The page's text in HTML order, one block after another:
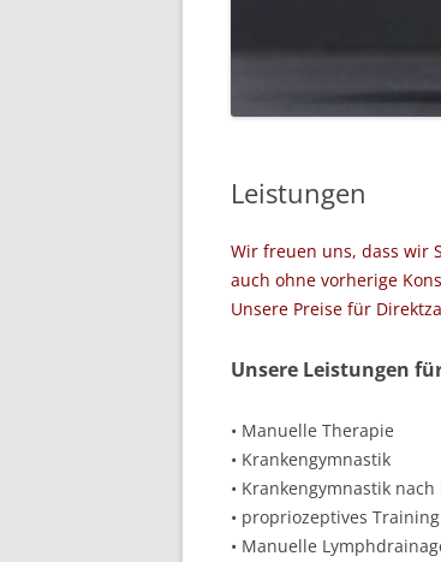
Leistungen
Wir freuen uns, dass wir
auch ohne vorherige
Unsere Preise für
Unsere Leistungen
• Manuelle Therapie
• Krankengymnastik
• Krankengymnastik
• propriozeptives Training
• Manuelle